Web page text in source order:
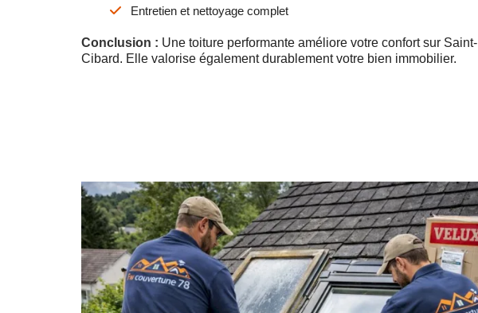
Entretien et nettoyage complet
Conclusion : Une toiture performante améliore votre confort sur Saint-
Cibard. Elle valorise également durablement votre bien immobilier.